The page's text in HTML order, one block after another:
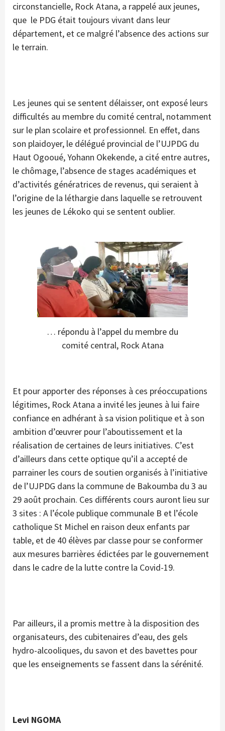
circonstancielle, Rock Atana, a rappelé aux jeunes,
que le PDG était toujours vivant dans leur
département, et ce malgré l’absence des actions sur
le terrain.
Les jeunes qui se sentent délaisser, ont exposé leurs
difficultés au membre du comité central, notamment
sur le plan scolaire et professionnel. En effet, dans
son plaidoyer, le délégué provincial de l’UJPDG du
Haut Ogooué, Yohann Okekende, a cité entre autres,
le chômage, l’absence de stages académiques et
d’activités génératrices de revenus, qui seraient à
l’origine de la léthargie dans laquelle se retrouvent
les jeunes de Lékoko qui se sentent oublier.
… répondu à l’appel du membre du
comité central, Rock Atana
Et pour apporter des réponses à ces préoccupations
légitimes, Rock Atana a invité les jeunes à lui faire
confiance en adhérant à sa vision politique et à son
ambition d’œuvrer pour l’aboutissement et la
réalisation de certaines de leurs initiatives. C’est
d’ailleurs dans cette optique qu’il a accepté de
parrainer les cours de soutien organisés à l’initiative
de l’UJPDG dans la commune de Bakoumba du 3 au
29 août prochain. Ces différents cours auront lieu sur
3 sites : A l’école publique communale B et l’école
catholique St Michel en raison deux enfants par
table, et de 40 élèves par classe pour se conformer
aux mesures barrières édictées par le gouvernement
dans le cadre de la lutte contre la Covid-19.
Par ailleurs, il a promis mettre à la disposition des
organisateurs, des cubitenaires d’eau, des gels
hydro-alcooliques, du savon et des bavettes pour
que les enseignements se fassent dans la sérénité.
Levi NGOMA